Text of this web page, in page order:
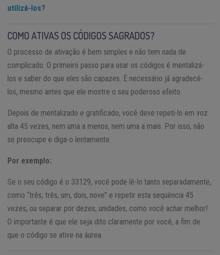
utilizá-los?
COMO ATIVAS OS CÓDIGOS SAGRADOS?
O processo de ativação é bem simples e não tem nada de
complicado. O primeiro passo para usar os códigos é mentalizá-
los e saber do que eles são capazes. É necessário já agradecê-
los, mesmo antes que ele mostre o seu poderoso efeito.
Depois de mentalizado e gratificado, você deve repeti-lo em voz
alta 45 vezes, nem uma a menos, nem uma a mais. Por isso, não
se preocupe e diga-o lentamente.
Por exemplo:
Se o seu código é o 33129, você pode lê-lo tanto separadamente,
como “três, três, um, dois, nove” e repetir esta sequência 45
vezes, ou separar por dezes, unidades, como você achar melhor!
O importante é que ele seja dito claramente por você, a fim de
que o código se ative na áurea.